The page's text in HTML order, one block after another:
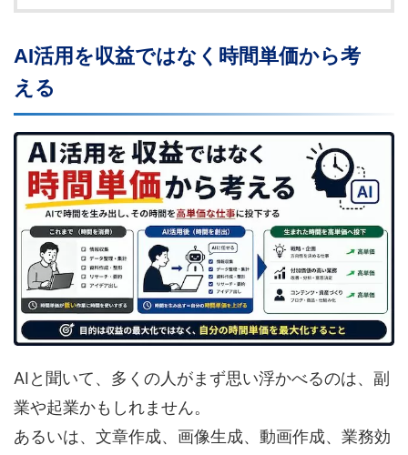
AI活用を収益ではなく時間単価から考
える
AIと聞いて、多くの人がまず思い浮かべるのは、副
業や起業かもしれません。
あるいは、文章作成、画像生成、動画作成、業務効